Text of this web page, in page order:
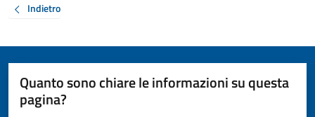
Indietro
Quanto sono chiare le informazioni su questa
pagina?